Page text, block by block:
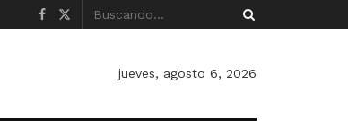
jueves, agosto 6, 2026